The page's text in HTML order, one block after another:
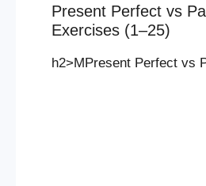
Present Perfect vs
Exercises (1–25)
h2>MPresent Perfect vs